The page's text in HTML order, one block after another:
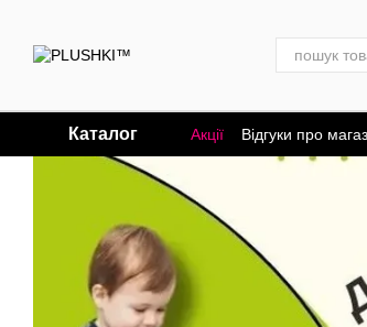
Каталог Акції Відгуки про